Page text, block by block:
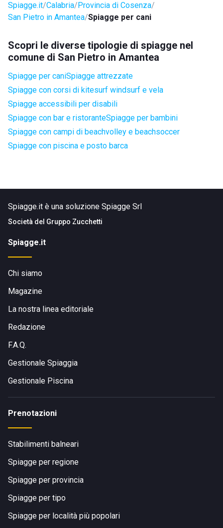
Spiagge.it Calabria Provincia di Cosenza
San Pietro in Amantea Spiagge per cani
Scopri le diverse tipologie di spiagge nel
comune di San Pietro in Amantea
Spiagge per caniSpiagge attrezzate
Spiagge con corsi di kitesurf windsurf e vela
Spiagge accessibili per disabili
Spiagge con bar e ristoranteSpiagge per bambini
Spiagge con campi di beachvolley e beachsoccer
Spiagge con piscina e posto barca
Spiagge.it è una soluzione Spiagge Srl
Società del Gruppo Zucchetti
Spiagge.it
Chi siamo
Magazine
La nostra linea editoriale
Redazione
F.A.Q.
Gestionale Spiaggia
Gestionale Piscina
Prenotazioni
Stabilimenti balneari
Spiagge per regione
Spiagge per provincia
Spiagge per tipo
Spiagge per località più popolari